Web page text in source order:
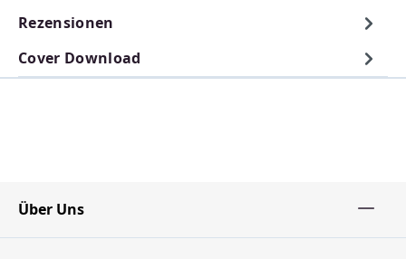
Rezensionen
Cover Download
Über Uns